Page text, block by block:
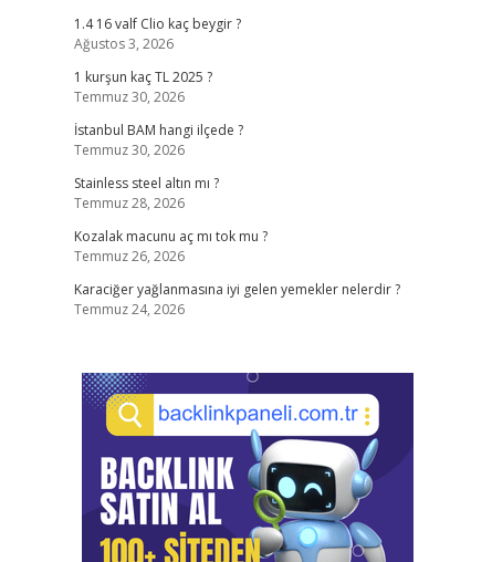
1.4 16 valf Clio kaç beygir ?
Ağustos 3, 2026
1 kurşun kaç TL 2025 ?
Temmuz 30, 2026
İstanbul BAM hangi ilçede ?
Temmuz 30, 2026
Stainless steel altın mı ?
Temmuz 28, 2026
Kozalak macunu aç mı tok mu ?
Temmuz 26, 2026
Karaciğer yağlanmasına iyi gelen yemekler nelerdir ?
Temmuz 24, 2026